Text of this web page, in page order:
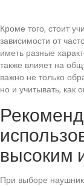
Кроме того, стоит
зависимости от
иметь разные
также влияет на
важно не только
но и учитывать, как
высоким
При выборе